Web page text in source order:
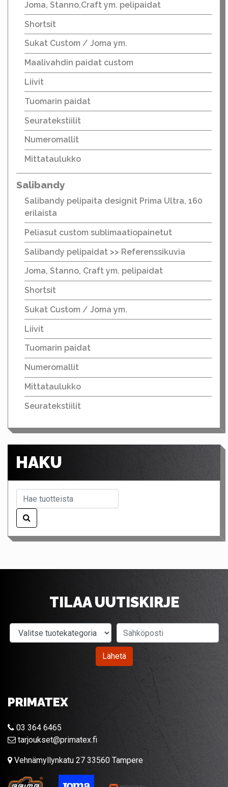
Joma, Stanno,Craft ym. pelipaidat
Shortsit
Sukat Custom / Joma ym.
Maalivahdin paidat custom
Liivit
Tuomarin paidat
Seuratekstiilit
Numeromallit
Mittataulukko
Salibandy
Salibandy pelipaita designit Prima Ultra, 160
erilaista
Peliasut custom sublimaatiopainetut
Salibandy pelipaidat >> Referenssikuvia
Joma, Stanno, Craft ym. pelipaidat
Shortsit
Sukat Custom / Joma ym.
Liivit
Tuomarin paidat
Numeromallit
Mittataulukko
Seuratekstiilit
HAKU
TILAA UUTISKIRJE
Valitse tuotekategoria
Lähetä
PRIMATEX
03 364 6465
tarjoukset@primatex.fi
Vehnämyllynkatu 27 33560 Tampere